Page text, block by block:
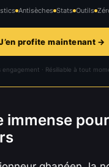
Antisèches Stats Outils
profite maintenant →
engagement · Résiliable à tout
immense